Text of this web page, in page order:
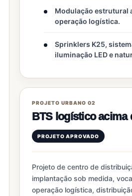
Modulação estrutural
operação logística.
Sprinklers K25,
iluminação LED e
PROJETO URBANO 02
BTS logístico acima
PROJETO APROVADO
Projeto de centro de
implantação sob medida,
operação logística,